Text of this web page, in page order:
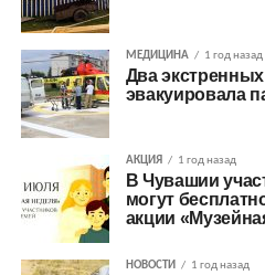
МЕДИЦИНА 1 год назад
Два
эвакуировала
АКЦИЯ 1 год назад
В Чувашии
могут
акции
НОВОСТИ 1 год назад